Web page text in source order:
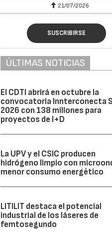
21/07/2026
SUSCRIBIRSE
ÚLTIMAS NOTICIAS
El CDTI abrirá en octubre la
convocatoria Innterconecta
2026 con 138 millones para
proyectos de I+D
La UPV y el CSIC producen
hidrógeno limpio con
menor consumo energético
LITILIT destaca el potencial
industrial de los láseres de
femtosegundo